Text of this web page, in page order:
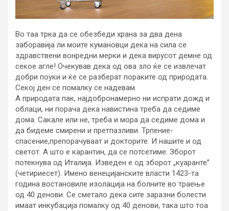
Во таа трка да се обезбеди храна за два дена
заборавија ли моите кумановци дека на сила се
здравствени вонредни мерки и дека вирусот демне од
секое агле! Очекував дека од ова зло ќе се извлечат
добри поуки и ќе се разберат пораките од природата.
Секој ден се помалку се надевам.
А природата пак, најдобронамерно ни испрати дожд и
облаци, ни порача дека навистина треба да седиме
дома. Сакале или не, треба и мора да седиме дома и
да бидеме смирени и претпазливи. Трпение-
спасение,препорачуваат и докторите. И нашите и од
светот. А што е карантин, да се потсетиме. Зборот
потекнува од Италија. Изведен е од зборот „куаранте”
(четириесет). Имено венецијанските власти 1423-та
година востановиле изолација на болните во траење
од 40 денови. Се сметало дека сите заразни болести
имаат инкубација помалку од 40 денови, така што тоа